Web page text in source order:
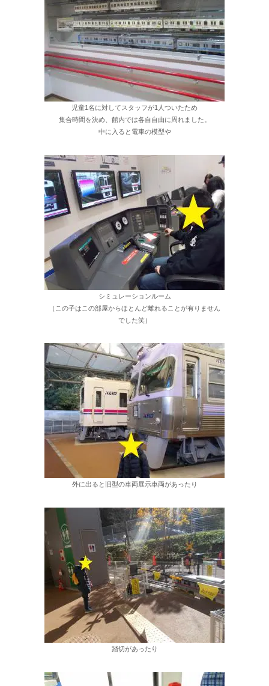
児童1名に対してスタッフが1人ついたため
集合時間を決め、館内では各自自由に周れました。
中に入ると電車の模型や
シミュレーションルーム
（この子はこの部屋からほとんど離れることが有りません
でした笑）
外に出ると旧型の車両展示車両があったり
踏切があったり